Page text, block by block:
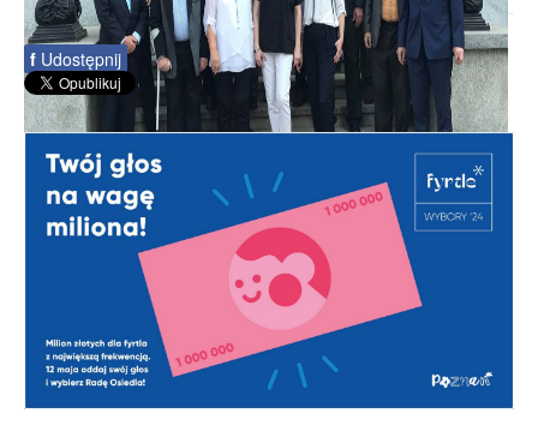
Rada Osiedla - skład, regulamin
f Udostępnij